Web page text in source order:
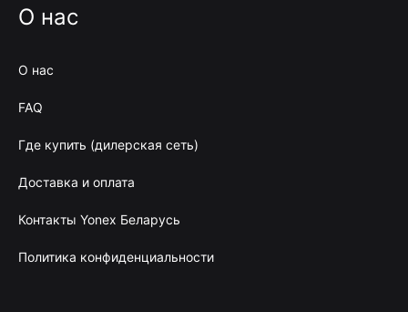
О нас
О нас
FAQ
Где купить (дилерская сеть)
Доставка и оплата
Контакты Yonex Беларусь
Политика конфиденциальности
BYN